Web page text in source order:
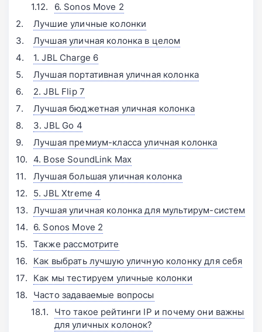
6. Sonos Move 2
Лучшие уличные колонки
Лучшая уличная колонка в целом
1. JBL Charge 6
Лучшая портативная уличная колонка
2. JBL Flip 7
Лучшая бюджетная уличная колонка
3. JBL Go 4
Лучшая премиум-класса уличная колонка
4. Bose SoundLink Max
Лучшая большая уличная колонка
5. JBL Xtreme 4
Лучшая уличная колонка для мультирум-систем
6. Sonos Move 2
Также рассмотрите
Как выбрать лучшую уличную колонку для себя
Как мы тестируем уличные колонки
Часто задаваемые вопросы
Что такое рейтинги IP и почему они важны
для уличных колонок?